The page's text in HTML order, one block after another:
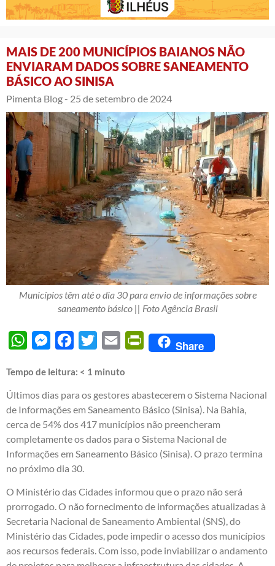
MAIS DE 200 MUNICÍPIOS BAIANOS NÃO
ENVIARAM DADOS SOBRE SANEAMENTO
BÁSICO AO SINISA
Pimenta Blog - 25 de setembro de 2024
Municípios têm até o dia 30 para envio de informações sobre
saneamento básico || Foto Agência Brasil
WhatsAppMessengerFacebook
Twitter Email PrintFriendly
Share
Tempo de leitura: < 1 minuto
Últimos dias para os gestores abastecerem o Sistema Nacional
de Informações em Saneamento Básico (Sinisa). Na Bahia,
cerca de 54% dos 417 municípios não preencheram
completamente os dados para o Sistema Nacional de
Informações em Saneamento Básico (Sinisa). O prazo termina
no próximo dia 30.
O Ministério das Cidades informou que o prazo não será
prorrogado. O não fornecimento de informações atualizadas à
Secretaria Nacional de Saneamento Ambiental (SNS), do
Ministério das Cidades, pode impedir o acesso dos municípios
aos recursos federais. Com isso, pode inviabilizar o andamento